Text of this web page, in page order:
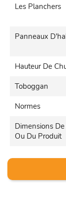
Les Planchers
Panneaux
Hauteur De
Toboggan
Normes
Dimensions
Ou Du Produit